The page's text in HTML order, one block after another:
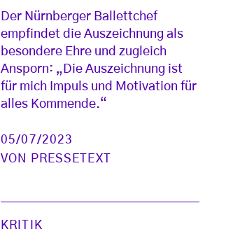
Der Nürnberger Ballettchef
empfindet die Auszeichnung als
besondere Ehre und zugleich
Ansporn: „Die Auszeichnung ist
für mich Impuls und Motivation für
alles Kommende.“
05/07/2023
VON
PRESSETEXT
KRITIK